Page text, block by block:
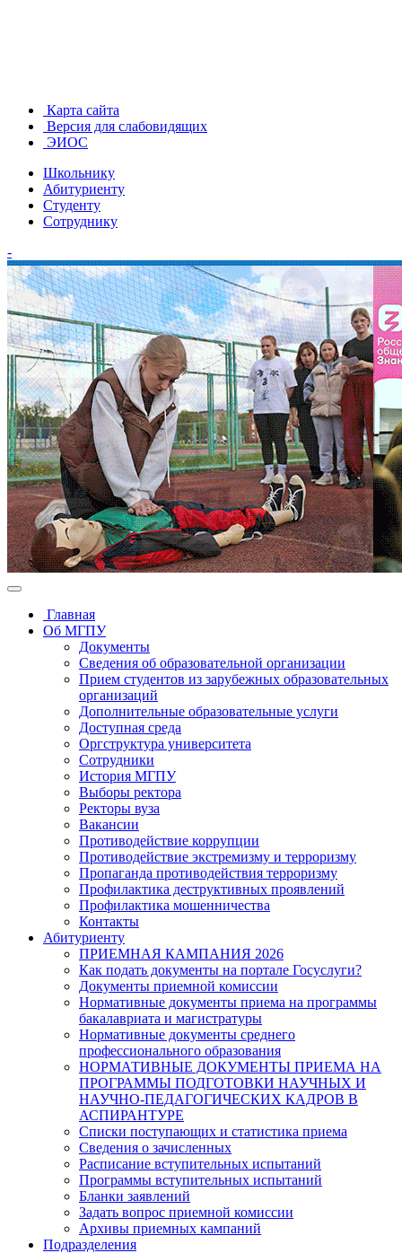
Карта сайта
Версия для слабовидящих
ЭИОС
Школьнику
Абитуриенту
Студенту
Сотруднику
-
Главная
Об МГПУ
Документы
Сведения об образовательной организации
Прием студентов из зарубежных образовательных
организаций
Дополнительные образовательные услуги
Доступная среда
Оргструктура университета
Сотрудники
История МГПУ
Выборы ректора
Ректоры вуза
Вакансии
Противодействие коррупции
Противодействие экстремизму и терроризму
Пропаганда противодействия терроризму
Профилактика деструктивных проявлений
Профилактика мошенничества
Контакты
Абитуриенту
ПРИЕМНАЯ КАМПАНИЯ 2026
Как подать документы на портале Госуслуги?
Документы приемной комиссии
Нормативные документы приема на программы
бакалавриата и магистратуры
Нормативные документы среднего
профессионального образования
НОРМАТИВНЫЕ ДОКУМЕНТЫ ПРИЕМА НА
ПРОГРАММЫ ПОДГОТОВКИ НАУЧНЫХ И
НАУЧНО-ПЕДАГОГИЧЕСКИХ КАДРОВ В
АСПИРАНТУРЕ
Списки поступающих и статистика приема
Сведения о зачисленных
Расписание вступительных испытаний
Программы вступительных испытаний
Бланки заявлений
Задать вопрос приемной комиссии
Архивы приемных кампаний
Подразделения